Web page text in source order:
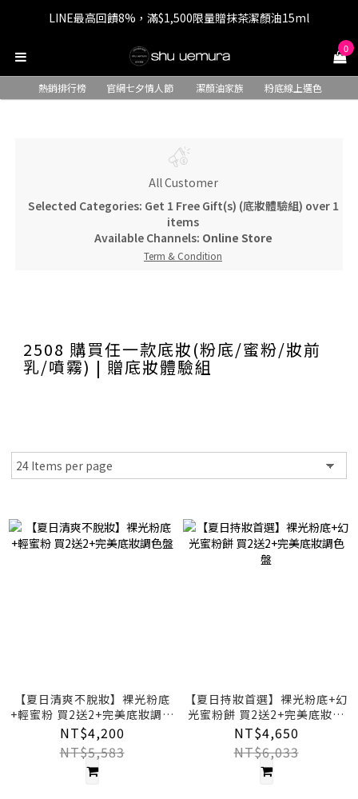
七夕情人節 全站9折，下單享免運+贈$200回購金
LINE最高回饋8%，滿$1,500限量贈抹茶潔顏油15ml
七夕情人節 全站9折，下單享免運+贈$200回購金 0
熱銷排行榜 官網七夕情人節 潔顏油家族 粉底線上選色
All Customer
Selected Categories: Get 1 Free Gift(s) (底妝體驗組) over 1
items
Available Channels: Online Store
Term & Condition
2508 購買任一款底妝(粉底/蜜粉/妝前
乳/噴霧) | 贈底妝體驗組
【夏日清爽不脫妝】裸光粉底
+輕蜜粉 買2送2+完美底妝調色
盤
NT$4,200
NT$5,583
【夏日持妝首選】裸光粉底+幻
光蜜粉餅 買2送2+完美底妝調
色盤
NT$4,650
NT$6,033